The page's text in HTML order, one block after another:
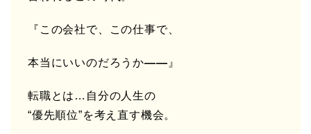
『この会社で、この仕事で、
本当にいいのだろうか―― 』
転職とは…自分の人生の
“優先順位”を考え直す機会。